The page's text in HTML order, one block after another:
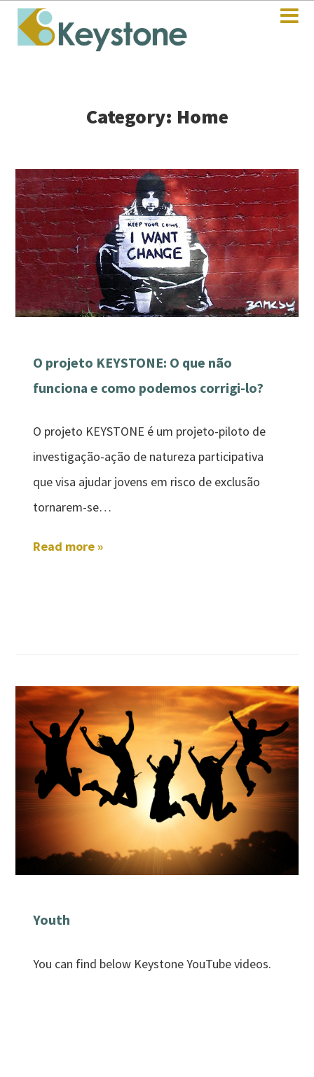
Category: Home
O projeto KEYSTONE: O que não
funciona e como podemos corrigi-lo?
O projeto KEYSTONE é um projeto-piloto de
investigação-ação de natureza participativa
que visa ajudar jovens em risco de exclusão
tornarem-se…
Read more »
Youth
You can find below Keystone YouTube videos.